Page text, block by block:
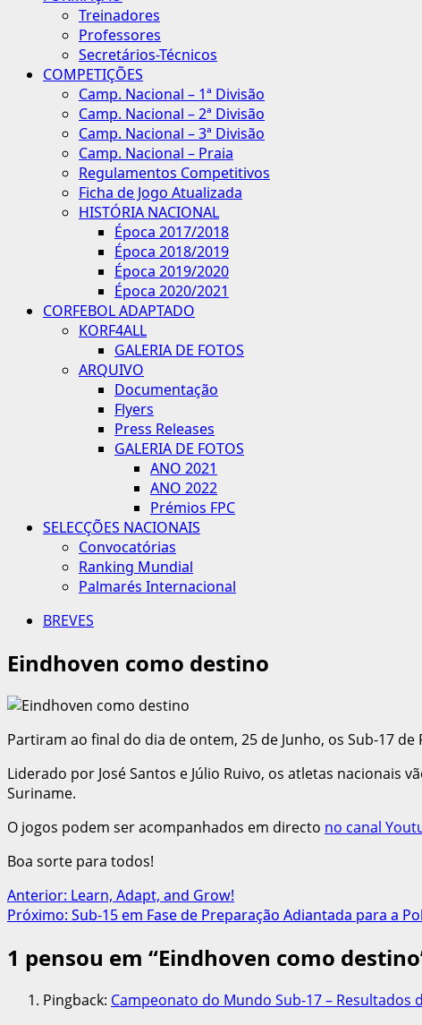
Treinadores
Professores
Secretários-Técnicos
COMPETIÇÕES
Camp. Nacional – 1ª Divisão
Camp. Nacional – 2ª Divisão
Camp. Nacional – 3ª Divisão
Camp. Nacional – Praia
Regulamentos Competitivos
Ficha de Jogo Atualizada
HISTÓRIA NACIONAL
Época 2017/2018
Época 2018/2019
Época 2019/2020
Época 2020/2021
CORFEBOL ADAPTADO
KORF4ALL
GALERIA DE FOTOS
ARQUIVO
Documentação
Flyers
Press Releases
GALERIA DE FOTOS
ANO 2021
ANO 2022
Prémios FPC
SELECÇÕES NACIONAIS
Convocatórias
Ranking Mundial
Palmarés Internacional
BREVES
Eindhoven como destino
Partiram ao final do dia de ontem, 25 de Junho, os Sub-17
Liderado por José Santos e Júlio Ruivo, os atletas nacionais
Suriname.
O jogos podem ser acompanhados em directo no canal
Boa sorte para todos!
Navegação
de
artigos
Anterior: Learn, Adapt, and Grow!
Próximo: Sub-15 em Fase de Preparação Adiantada para a
1 pensou em “Eindhoven como destino
Pingback: Campeonato do Mundo Sub-17 – Resultados